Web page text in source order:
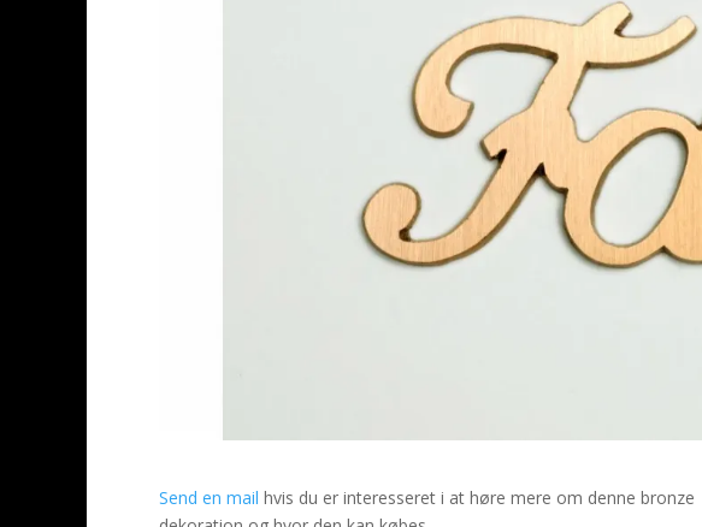
Send en mail hvis du er interesseret i at høre mere om denne bronze